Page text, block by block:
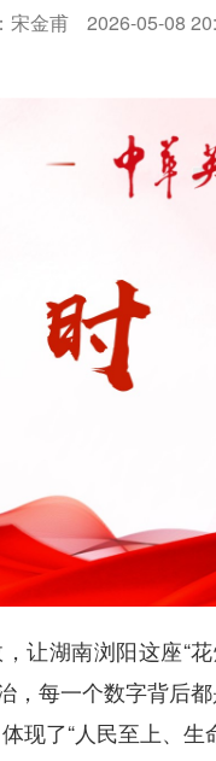
宋金甫 2026-05-08
，让湖南浏阳这座“
，每一个数字背后
现了“人民至上、生